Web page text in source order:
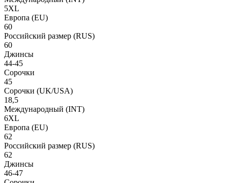
5XL
Европа (EU)
60
Российский размер (RUS)
60
Джинсы
44-45
Сорочки
45
Сорочки (UK/USA)
18,5
Международный (INT)
6XL
Европа (EU)
62
Российский размер (RUS)
62
Джинсы
46-47